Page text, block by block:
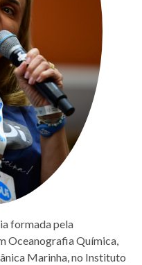
formada pela
Oceanografia Química,
Marinha, no Instituto